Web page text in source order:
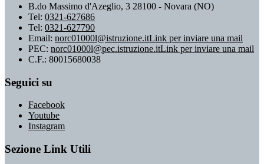
B.do Massimo d'Azeglio, 3 28100 - Novara (NO)
Tel: 0321-627686
Tel: 0321-627790
Email: norc01000l@istruzione.itLink per inviare una mail
PEC: norc01000l@pec.istruzione.itLink per inviare una mail
C.F.: 80015680038
Seguici su
Facebook
Youtube
Instagram
Sezione Link Utili